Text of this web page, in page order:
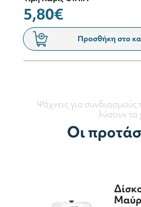
5,80€
Προσθήκη στο
Ψάχνεις για
λύσουν τα
Οι